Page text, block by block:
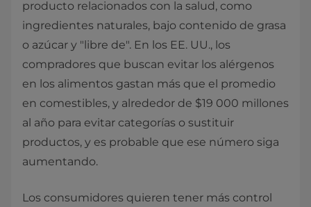
producto relacionados con la salud, como
ingredientes naturales, bajo contenido de grasa
o azúcar y "libre de". En los EE. UU., los
compradores que buscan evitar los alérgenos
en los alimentos gastan más que el promedio
en comestibles, y alrededor de $19 000 millones
al año para evitar categorías o sustituir
productos, y es probable que ese número siga
aumentando.
Los consumidores quieren tener más control